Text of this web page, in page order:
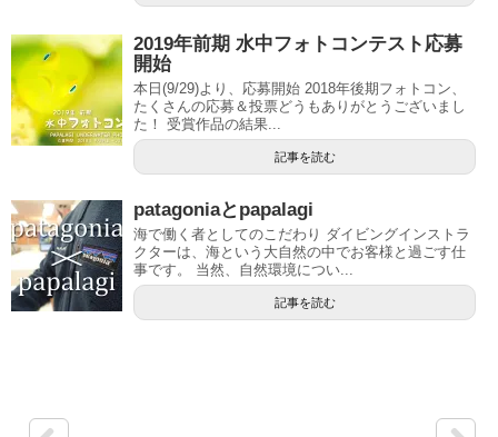
2019年前期 水中フォトコンテスト応募
開始
本日(9/29)より、応募開始 2018年後期フォトコン、
たくさんの応募＆投票どうもありがとうございまし
た！ 受賞作品の結果...
記事を読む
patagoniaとpapalagi
海で働く者としてのこだわり ダイビングインストラ
クターは、海という大自然の中でお客様と過ごす仕
事です。 当然、自然環境につい...
記事を読む